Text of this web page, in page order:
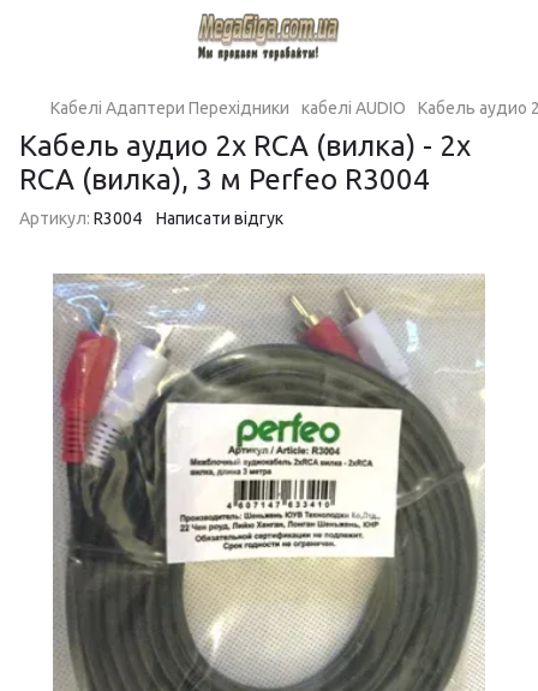
Кабелі Адаптери Перехідники кабелі AUDIO Кабель аудио
Кабель аудио 2х RCA (вилка) - 2х
RCA (вилка), 3 м Perfeo R3004
Артикул: R3004 Написати відгук